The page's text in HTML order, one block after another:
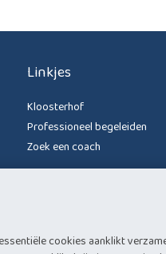
cookies aanklikt
Linkjes
Kloosterhof
Professioneel begeleiden
Zoek een coach